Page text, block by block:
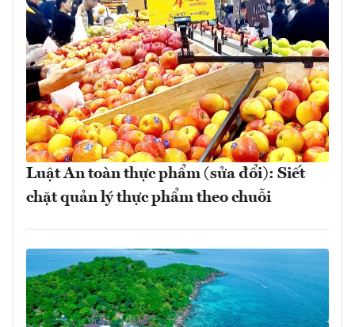
Luật An toàn thực phẩm (sửa đổi): Siết
chặt quản lý thực phẩm theo chuỗi